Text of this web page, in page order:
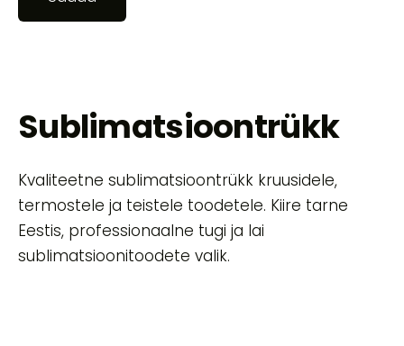
Sublimatsioontrükk
Kvaliteetne sublimatsioontrükk kruusidele,
termostele ja teistele toodetele. Kiire tarne
Eestis, professionaalne tugi ja lai
sublimatsioonitoodete valik.